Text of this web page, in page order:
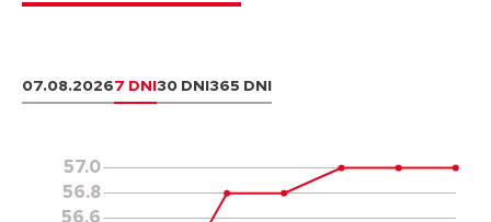
07.08.20267 DNI30 DNI365 DNI